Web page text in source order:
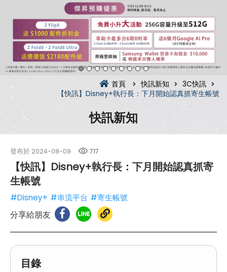
首頁 快訊新知
3C快訊
【快訊】Disney+執行長：下月開始認真抓寄生帳號
快訊新知
發布於 2024-08-09 717
【快訊】Disney+執行長：下月開始認真抓寄
生帳號
#Disney+ #串流平台 #寄生帳號
分享給朋友
目錄